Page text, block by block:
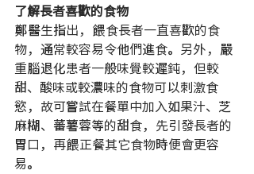
了解長者喜歡的食物
鄭醫生指出，餵食長者一直喜歡的食
物，通常較容易令他們進食。另外，嚴
重腦退化患者一般味覺較遲鈍，但較
甜、酸味或較濃味的食物可以刺激食
慾，故可嘗試在餐單中加入如果汁、芝
麻糊、蕃薯蓉等的甜食，先引發長者的
胃口，再餵正餐其它食物時便會更容
易。